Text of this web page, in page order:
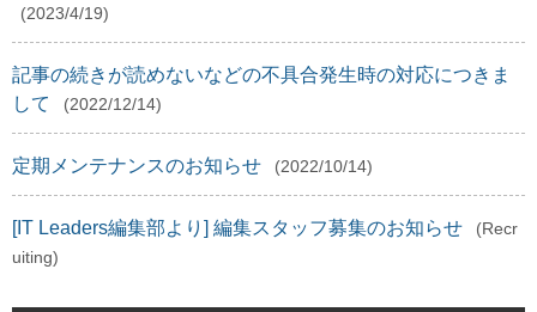
(2023/4/19)
記事の続きが読めないなどの不具合発生時の対応につきま
して
(2022/12/14)
定期メンテナンスのお知らせ (2022/10/14)
[IT Leaders編集部より] 編集スタッフ募集のお知らせ
(Recr
uiting)